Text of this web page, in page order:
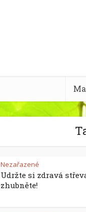
Nezařazené
Udržte si zdravá
zhubněte!